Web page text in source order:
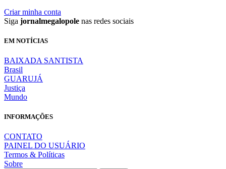
Criar minha conta
Siga jornalmegalopole nas redes sociais
EM NOTÍCIAS
BAIXADA SANTISTA
Brasil
GUARUJÁ
Justiça
Mundo
INFORMAÇÕES
CONTATO
PAINEL DO USUÁRIO
Termos & Políticas
Sobre